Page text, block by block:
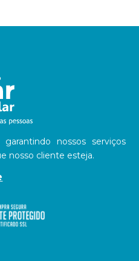
nossos serviços
nosso cliente esteja.